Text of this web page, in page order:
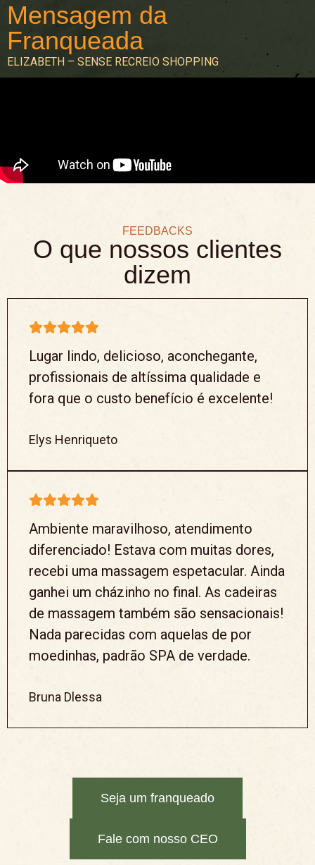
Mensagem da
Franqueada
ELIZABETH – SENSE RECREIO SHOPPING
FEEDBACKS
O que nossos clientes
dizem
Lugar lindo, delicioso, aconchegante,
profissionais de altíssima qualidade e
fora que o custo benefício é excelente!
Elys Henriqueto
Ambiente maravilhoso, atendimento
diferenciado! Estava com muitas dores,
recebi uma massagem espetacular. Ainda
ganhei um cházinho no final. As cadeiras
de massagem também são sensacionais!
Nada parecidas com aquelas de por
moedinhas, padrão SPA de verdade.
Bruna Dlessa
Seja um franqueado
Fale com nosso CEO